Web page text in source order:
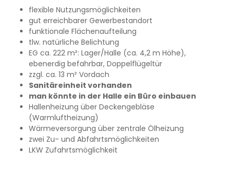
flexible Nutzungsmöglichkeiten
gut erreichbarer Gewerbestandort
funktionale Flächenaufteilung
tlw. natürliche Belichtung
EG ca. 222 m²: Lager/Halle (ca. 4,2 m Höhe),
ebenerdig befahrbar, Doppelflügeltür
zzgl. ca. 13 m² Vordach
Sanitäreinheit vorhanden
man könnte in der Halle ein Büro einbauen
Hallenheizung über Deckengebläse
(Warmluftheizung)
Wärmeversorgung über zentrale Ölheizung
zwei Zu- und Abfahrtsmöglichkeiten
LKW Zufahrtsmöglichkeit